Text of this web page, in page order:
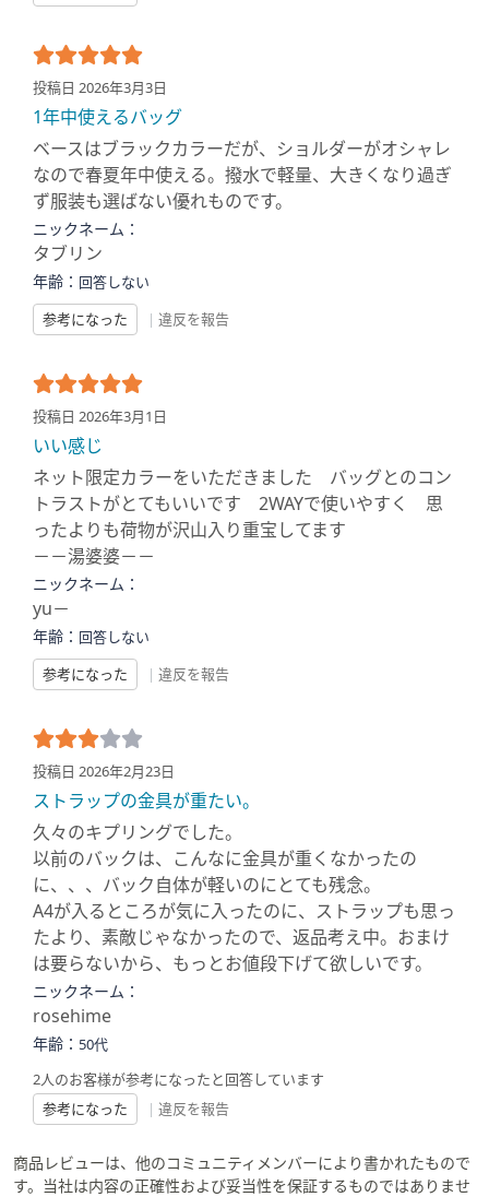
投稿日 2026年3月3日
1年中使えるバッグ
ベースはブラックカラーだが、ショルダーがオシャレ
なので春夏年中使える。撥水で軽量、大きくなり過ぎ
ず服装も選ばない優れものです。
ニックネーム：
タブリン
年齢： 回答しない
参考になった
| 違反を報告
投稿日 2026年3月1日
いい感じ
ネット限定カラーをいただきました バッグとのコン
トラストがとてもいいです 2WAYで使いやすく 思
ったよりも荷物が沢山入り重宝してます
－－湯婆婆－－
ニックネーム：
yu－
年齢： 回答しない
参考になった
| 違反を報告
投稿日 2026年2月23日
ストラップの金具が重たい。
久々のキプリングでした。
以前のバックは、こんなに金具が重くなかったの
に、、、バック自体が軽いのにとても残念。
A4が入るところが気に入ったのに、ストラップも思っ
たより、素敵じゃなかったので、返品考え中。おまけ
は要らないから、もっとお値段下げて欲しいです。
ニックネーム：
rosehime
年齢： 50代
2人のお客様が参考になったと回答しています
参考になった
| 違反を報告
商品レビューは、他のコミュニティメンバーにより書かれたもので
す。当社は内容の正確性および妥当性を保証するものではありませ